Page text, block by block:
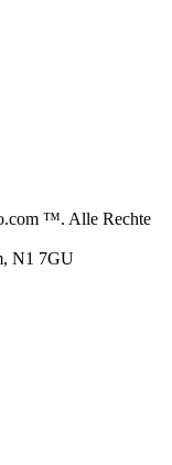
™. Alle Rechte
N1 7GU